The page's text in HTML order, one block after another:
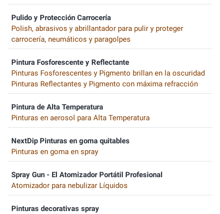
Pulido y Protección Carrocería
Polish, abrasivos y abrillantador para pulir y proteger
carrocería, neumáticos y paragolpes
Pintura Fosforescente y Reflectante
Pinturas Fosforescentes y Pigmento brillan en la oscuridad
Pinturas Reflectantes y Pigmento con máxima refracción
Pintura de Alta Temperatura
Pinturas en aerosol para Alta Temperatura
NextDip Pinturas en goma quitables
Pinturas en goma en spray
Spray Gun - El Atomizador Portátil Profesional
Atomizador para nebulizar Líquidos
Pinturas decorativas spray